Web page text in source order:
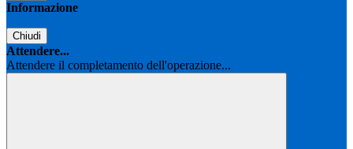
Informazione
Chiudi
Attendere...
Attendere il completamento dell'operazione...